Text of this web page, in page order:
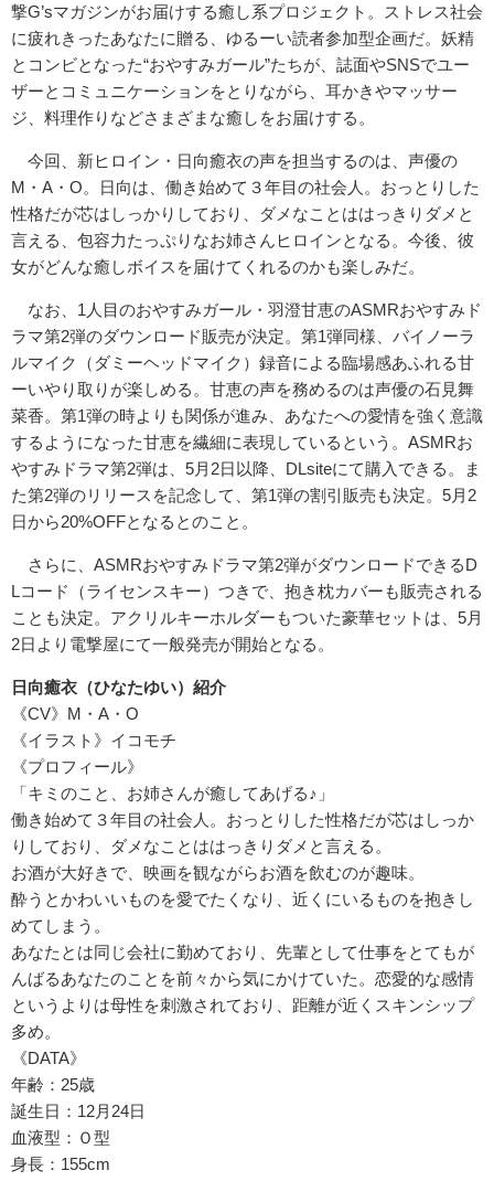
撃G’sマガジンがお届けする癒し系プロジェクト。ストレス社会
に疲れきったあなたに贈る、ゆるーい読者参加型企画だ。妖精
とコンビとなった“おやすみガール”たちが、誌面やSNSでユー
ザーとコミュニケーションをとりながら、耳かきやマッサー
ジ、料理作りなどさまざまな癒しをお届けする。
今回、新ヒロイン・日向癒衣の声を担当するのは、声優の
M・A・O。日向は、働き始めて３年目の社会人。おっとりした
性格だが芯はしっかりしており、ダメなことははっきりダメと
言える、包容力たっぷりなお姉さんヒロインとなる。今後、彼
女がどんな癒しボイスを届けてくれるのかも楽しみだ。
なお、1人目のおやすみガール・羽澄甘恵のASMRおやすみド
ラマ第2弾のダウンロード販売が決定。第1弾同様、バイノーラ
ルマイク（ダミーヘッドマイク）録音による臨場感あふれる甘
ーいやり取りが楽しめる。甘恵の声を務めるのは声優の石見舞
菜香。第1弾の時よりも関係が進み、あなたへの愛情を強く意識
するようになった甘恵を繊細に表現しているという。ASMRお
やすみドラマ第2弾は、5月2日以降、DLsiteにて購入できる。ま
た第2弾のリリースを記念して、第1弾の割引販売も決定。5月2
日から20%OFFとなるとのこと。
さらに、ASMRおやすみドラマ第2弾がダウンロードできるD
Lコード（ライセンスキー）つきで、抱き枕カバーも販売される
ことも決定。アクリルキーホルダーもついた豪華セットは、5月
2日より電撃屋にて一般発売が開始となる。
日向癒衣（ひなたゆい）紹介
《CV》M・A・O
《イラスト》イコモチ
《プロフィール》
「キミのこと、お姉さんが癒してあげる♪」
働き始めて３年目の社会人。おっとりした性格だが芯はしっか
りしており、ダメなことははっきりダメと言える。
お酒が大好きで、映画を観ながらお酒を飲むのが趣味。
酔うとかわいいものを愛でたくなり、近くにいるものを抱きし
めてしまう。
あなたとは同じ会社に勤めており、先輩として仕事をとてもが
んばるあなたのことを前々から気にかけていた。恋愛的な感情
というよりは母性を刺激されており、距離が近くスキンシップ
多め。
《DATA》
年齢：25歳
誕生日：12月24日
血液型：Ｏ型
身長：155cm